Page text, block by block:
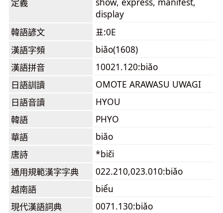
定義
display
韓語諺文
표:0E
漢語字頻
biǎo(1608)
漢語拼音
10021.120:biǎo
日語訓讀
OMOTE ARAWASU UWAGI
日語音讀
HYOU
韓語
PHYO
華語
biǎo
唐詩
*biɛ̌i
通用規範漢字字典
022.210,023.010:biǎo
越南語
biểu
現代漢語詞典
0071.130:biǎo